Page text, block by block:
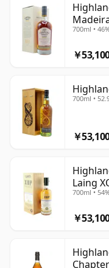
700ml •
￥
700ml •
￥
Laing
700ml •
￥